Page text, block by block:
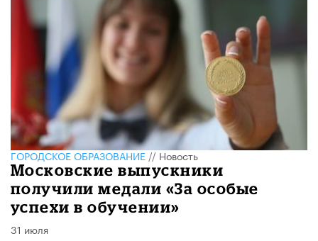
ГОРОДСКОЕ ОБРАЗОВАНИЕ//Новость
Московские выпускники
получили медали «За особые
успехи в обучении»
31 июля